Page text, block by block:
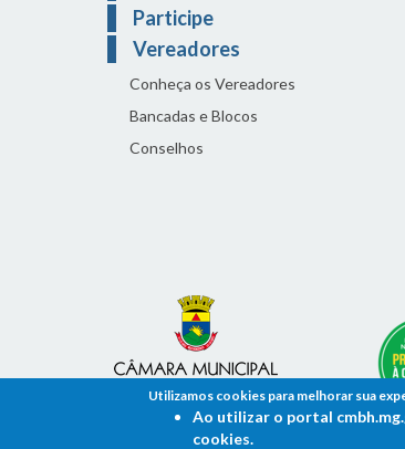
Participe
Vereadores
Conheça os Vereadores
Bancadas e Blocos
Conselhos
Utilizamos cookies para melhorar sua
Ao utilizar o portal
cookies.